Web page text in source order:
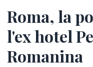
Roma, la
l'ex hotel
Romanina